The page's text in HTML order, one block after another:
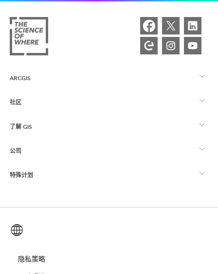
ARCGIS
ArcGIS 概览
制图
社区
Esri 社区
ArcGIS 博客
用户研究和测试
Esri 年轻专家关系网
活动
了解 GIS
什么是 GIS？
位置智能
培训
ArcUser
ArcNews
公司
关于 Esri
招贤纳士
开放视野
特殊计划
ArcGIS for Student Use
保护隐私策略